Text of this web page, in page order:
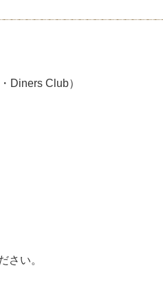
Diners Club）
さい。